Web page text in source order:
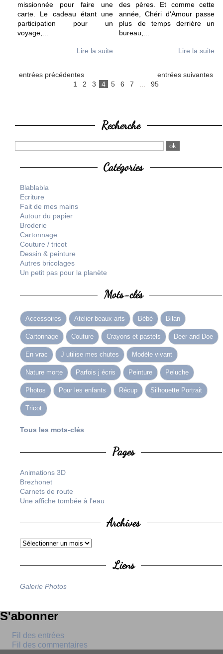
missionnée pour faire une
carte. Le cadeau étant une
participation pour un
voyage,...
Lire la suite
des pères. Et comme cette
année, Chéri d'Amour passe
plus de temps derrière un
bureau,...
Lire la suite
entrées précédentes
entrées suivantes
1
2 3 4 5 6 7 95
Recherche
Catégories
Blablabla
Ecriture
Fait de mes mains
Autour du papier
Broderie
Cartonnage
Couture / tricot
Dessin & peinture
Autres bricolages
Un petit pas pour la planète
Mots-clés
Accessoires Atelier beaux arts Bébé Bilan
Cartonnage Couture Crayons et pastels Deer and Doe
En vrac J utilise mes chutes Modèle vivant
Nature morte Parfois j écris Peinture Peluche
Photos Pour les enfants Récup Silhouette Portrait
Tricot
Tous les mots-clés
Pages
Animations 3D
Brezhonet
Carnets de route
Une affiche tombée à l'eau
Archives
Liens
Galerie Photos
S'abonner
Fil des entrées
Fil des commentaires